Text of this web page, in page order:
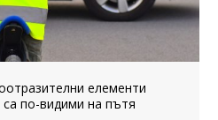
елементи
по-видими на пътя